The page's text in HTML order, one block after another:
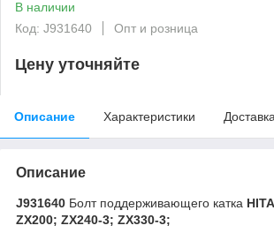
В наличии
Код: J931640
Опт и розница
Цену уточняйте
Описание Характеристики Доставка
Описание
J931640 Болт поддерживающего катка
ZX200; ZX240-3; ZX330-3;